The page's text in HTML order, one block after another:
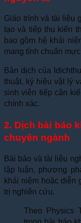
Giáo trình và tài liệu
tạo và tiếp thu kiến
bao gồm hệ khái
mang tính chuẩn
Bản dịch của
thuật, ký hiệu vật lý
sinh viên tiếp cận
chính xác.
2. Dịch bài báo
chuyên ngành
Bài báo và tài liệu
lập luận, phương
khái niệm hoặc diễn
trị nghiên cứu.
Theo Physics